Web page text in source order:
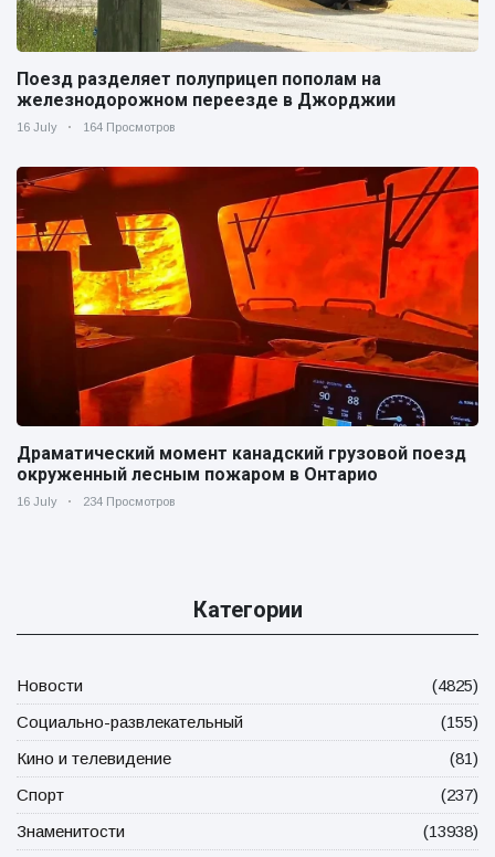
Поезд разделяет полуприцеп пополам на
железнодорожном переезде в Джорджии
16 July 164 Просмотров
Драматический момент канадский грузовой поезд
окруженный лесным пожаром в Онтарио
16 July 234 Просмотров
Категории
Новости
(4825)
Социально-развлекательный
(155)
Кино и телевидение
(81)
Спорт
(237)
Знаменитости
(13938)